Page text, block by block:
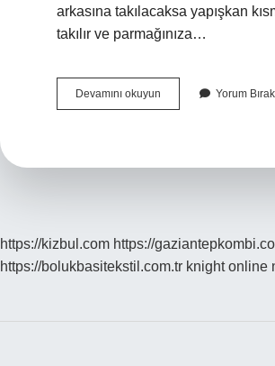
arkasına takılacaksa yapışkan
takılır ve parmağınıza…
Devamını okuyun
Duvara
Yorum Bırak
https://kizbul.com https://
https://bolukbasitekstil.com.tr knight online